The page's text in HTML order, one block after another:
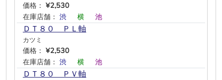
価格： ¥2,530
在庫店舗： 渋 横 池
ＤＴ８０ ＰＬ軸
カツミ
価格： ¥2,530
在庫店舗： 渋 横 池
ＤＴ８０ ＰＶ軸